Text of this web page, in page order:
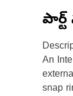
An
snap